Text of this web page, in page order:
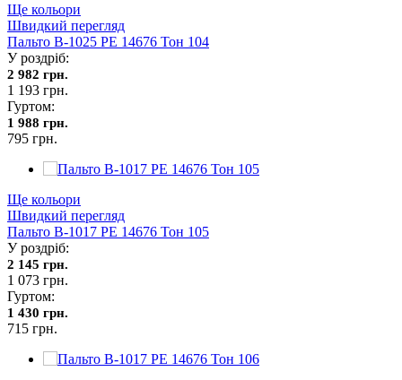
Ще кольори
Швидкий перегляд
Пальто В-1025 PE 14676 Тон 104
У роздріб:
2 982 грн.
1 193 грн.
Гуртом:
1 988 грн.
795 грн.
Ще кольори
Швидкий перегляд
Пальто В-1017 PE 14676 Тон 105
У роздріб:
2 145 грн.
1 073 грн.
Гуртом:
1 430 грн.
715 грн.